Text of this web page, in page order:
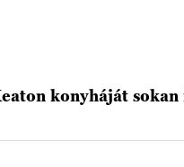
konyháját